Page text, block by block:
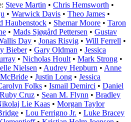
Steve Martin • Chris Hemsworth •
• Warwick Davis • Theo James •
Haubenstock • Shemar Moore • Taron
• Mads Sjøgård Pettersen • Gustav
Day • Jonas Risvig • Will Ferrell •
Bieber• Gary Oldman • Jessica
• Nicholas Hoult • Mark Strong •
Nielsen • Audrey Hepburn • Anne
• Justin Long • Jessica
Folks • Ismail Demirci • Daniel
Ruby Cruz • Sean M. Flynn • Bradley
Lie Kaas • Morgan Taylor
• Lou Ferrigno Jr. • Luke Bracey